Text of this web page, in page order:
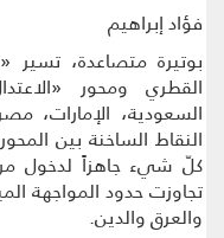
فؤاد إبراهيم
بوتيرة متصاعدة، تسير
القطري ومحور
النقاط الساخنة بين
كلّ شيء جاهزاً لدخول
تجاوزت حدود المواجهة
والعرق والدين.